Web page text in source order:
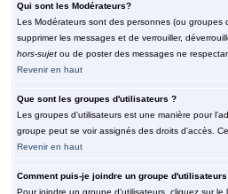
Qui sont les Modérateurs?
Les Modérateurs sont des personnes (ou
supprimer les messages et de verrouiller,
hors-sujetou de poster des messages ne
Revenir en haut
Que sont les groupes d'utilisateurs ?
Les groupes d'utilisateurs est une manière pour
groupe peut se voir assignés des droits d'accès.
Revenir en haut
Comment puis-je joindre un groupe d'utilisateurs
Pour joindre un groupe d'utilisateurs, cliquez sur le